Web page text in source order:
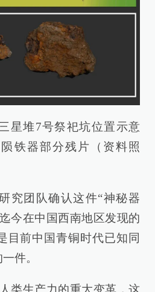
星堆7号祭祀坑位置示意
铁器部分残片（资料照
究团队确认这件“神秘器
今在中国西南地区发现的
目前中国青铜时代已知同
件。